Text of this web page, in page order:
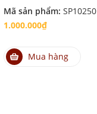
Mã sản phẩm: SP10250
1.000.000₫
Mua hàng